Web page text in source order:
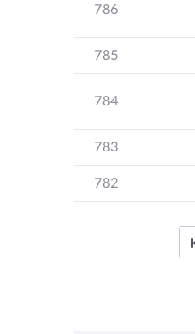
786
785
784
783
782